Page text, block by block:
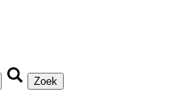
Zoek